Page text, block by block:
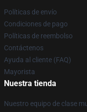
Políticas de envío
Condiciones de pago
Políticas de reembolso
Contáctenos
Ayuda al cliente (FAQ)
Mayorista
Nuestra tienda
Nuestro equipo de clase